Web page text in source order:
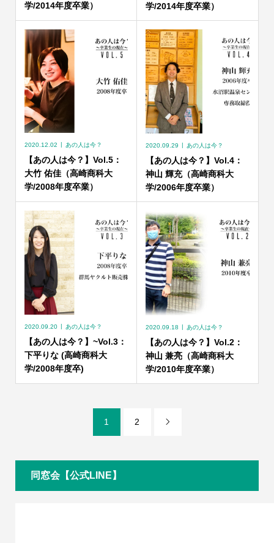
学/2014年度卒業）
学/2014年度卒業）
2020.12.02 あの人は今？
【あの人は今？】Vol.5：
大竹 佑佳（高崎商科大
学/2008年度卒業）
2020.09.29 あの人は今？
【あの人は今？】Vol.4：
神山 輝充（高崎商科大
学/2006年度卒業）
2020.09.20 あの人は今？
【あの人は今？】~Vol.3：
下平りな (高崎商科大
学/2008年度卒)
2020.09.18 あの人は今？
【あの人は今？】Vol.2：
神山 兼亮（高崎商科大
学/2010年度卒業）
1 2 
同窓会【公式LINE】